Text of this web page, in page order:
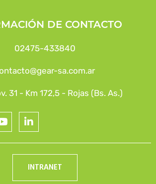
DE CONTACTO
02475-433840
sa.com.ar
31 - Km 172,5 - Rojas (Bs. As.)
INTRANET